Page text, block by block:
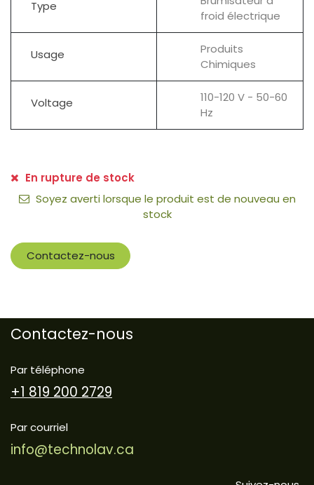
Type
froid électrique
Usage
Produits
Chimiques
Voltage
110-120 V - 50-60
Hz
En rupture de stock
Soyez averti lorsque le produit est de nouveau en
stock
Contactez-nous
Contactez-nous
Par téléphone
+1 819 200 2729
Par courriel
info@technolav.ca